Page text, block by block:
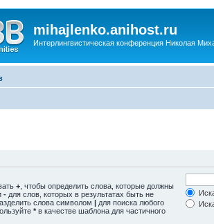
mihajlenko.anihost.ru
Интерлингвистическая конференция Николая
+ , чтобы определить слова, которые должны
- для слов, которых в результатах быть не
слова символом | для поиска любого
* в качестве шаблона для частичного